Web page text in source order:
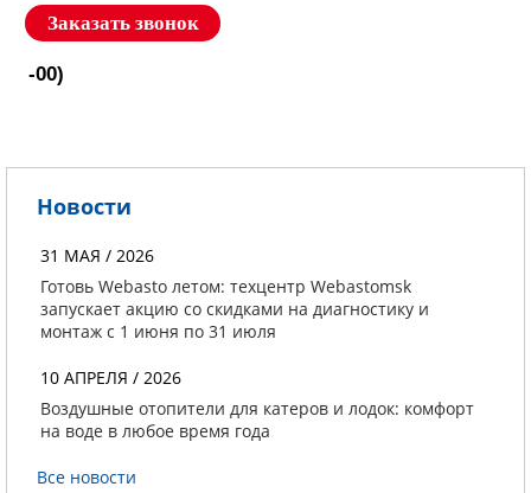
Заказать звонок
-00)
Новости
31 МАЯ / 2026
Готовь Webasto летом: техцентр Webastomsk
запускает акцию со скидками на диагностику и
монтаж с 1 июня по 31 июля
10 АПРЕЛЯ / 2026
Воздушные отопители для катеров и лодок: комфорт
на воде в любое время года
Все новости